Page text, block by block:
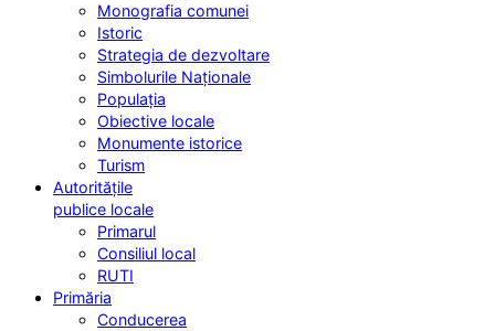
Monografia comunei
Istoric
Strategia de dezvoltare
Simbolurile Naționale
Populația
Obiective locale
Monumente istorice
Turism
Autoritățile
publice locale
Primarul
Consiliul local
RUTI
Primăria
Conducerea